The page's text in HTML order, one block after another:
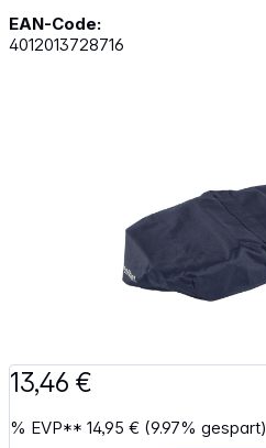
EAN-Code:
4012013728716
13,46 €
% EVP**14,95 € (9.97% gespart)